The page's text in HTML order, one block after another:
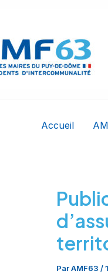
Accueil
ParAMF63 /